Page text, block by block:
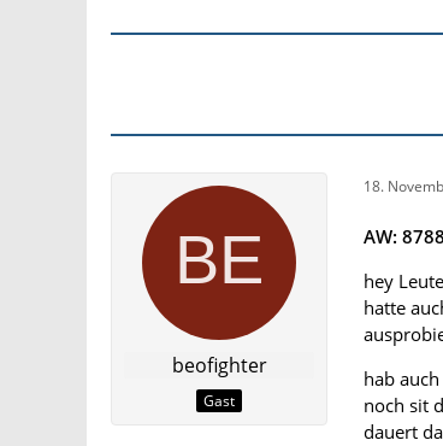
beofighter
Gast
18.
AW:
hey Leute
hatte
hab
noch sit
dauert